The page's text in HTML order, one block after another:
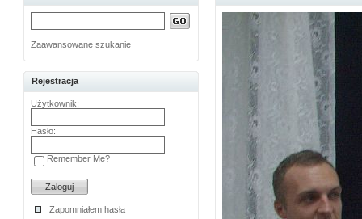
Zaawansowane szukanie
Rejestracja
Użytkownik:
Hasło:
Remember Me?
Zapomniałem hasła